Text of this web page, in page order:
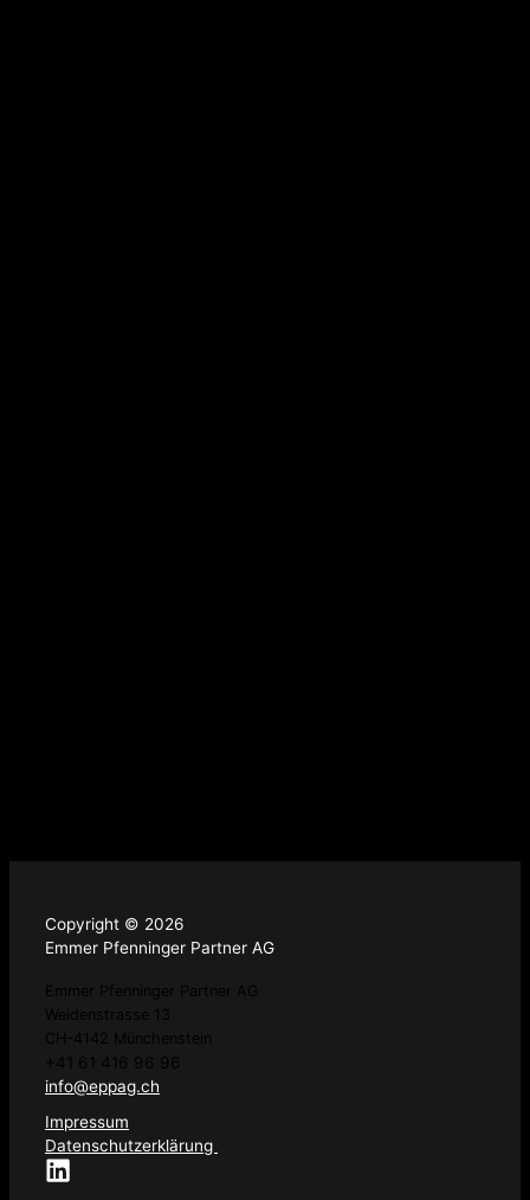
Copyright © 2026
Emmer Pfenninger Partner AG
Emmer Pfenninger Partner AG
Weidenstrasse 13
CH-4142 Münchenstein
+41 61 416 96 96
info@eppag.ch
Impressum
Datenschutzerklärung